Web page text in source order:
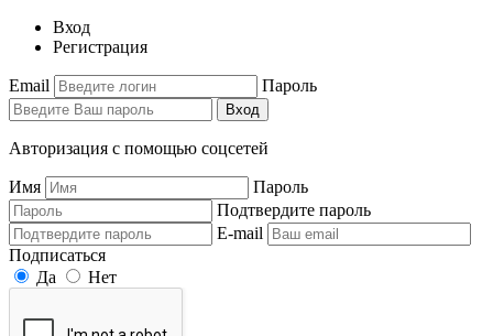
Вход
Регистрация
Email Пароль
Вход
Авторизация с помощью соцсетей
Имя
Пароль
Подтвердите пароль
E-mail
Подписаться
Да
Нет